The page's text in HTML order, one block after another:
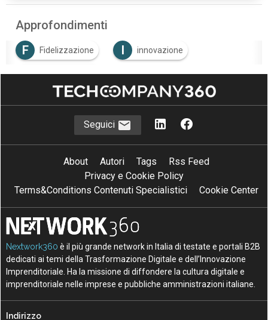
Approfondimenti
F
Fidelizzazione I innovazione
I Interoperabilità
Seguici
About Autori Tags
Rss Feed
Privacy e Cookie Policy
Terms&Conditions Contenuti Specialistici
Cookie Center
Nextwork360 è il più grande network in Italia di testate e portali B2B
dedicati ai temi della Trasformazione Digitale e dell’Innovazione
Imprenditoriale. Ha la missione di diffondere la cultura digitale e
imprenditoriale nelle imprese e pubbliche amministrazioni italiane.
Indirizzo